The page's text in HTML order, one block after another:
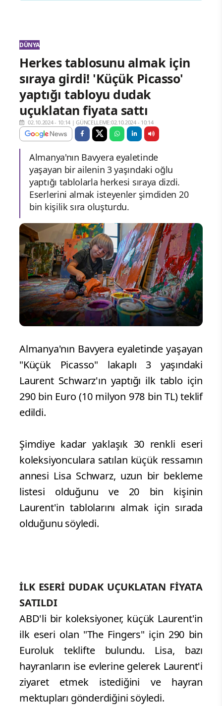
DÜNYA
Herkes tablosunu almak için
sıraya girdi! 'Küçük Picasso'
yaptığı tabloyu dudak
uçuklatan fiyata sattı
02.10.2024 - 10:14 |GÜNCELLEME:02.10.2024 - 10:14
Almanya'nın Bavyera eyaletinde
yaşayan bir ailenin 3 yaşındaki oğlu
yaptığı tablolarla herkesi sıraya dizdi.
Eserlerini almak isteyenler şimdiden 20
bin kişilik sıra oluşturdu.
Almanya'nın Bavyera eyaletinde yaşayan
"Küçük Picasso" lakaplı 3 yaşındaki
Laurent Schwarz'ın yaptığı ilk tablo için
290 bin Euro (10 milyon 978 bin TL) teklif
edildi.
Şimdiye kadar yaklaşık 30 renkli eseri
koleksiyonculara satılan küçük ressamın
annesi Lisa Schwarz, uzun bir bekleme
listesi olduğunu ve 20 bin kişinin
Laurent'in tablolarını almak için sırada
olduğunu söyledi.
İLK ESERİ DUDAK UÇUKLATAN FİYATA
SATILDI
ABD'li bir koleksiyoner, küçük Laurent'in
ilk eseri olan "The Fingers" için 290 bin
Euroluk teklifte bulundu. Lisa, bazı
hayranların ise evlerine gelerek Laurent'i
ziyaret etmek istediğini ve hayran
mektupları gönderdiğini söyledi.